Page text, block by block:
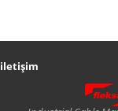
iletişim